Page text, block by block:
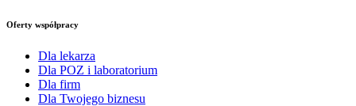
Oferty współpracy
Dla lekarza
Dla POZ i laboratorium
Dla firm
Dla Twojego biznesu